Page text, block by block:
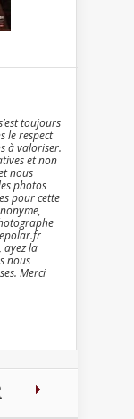
toujours
le respect
à valoriser.
et non
nous
photos
pour cette
ayez la
nous
Merci